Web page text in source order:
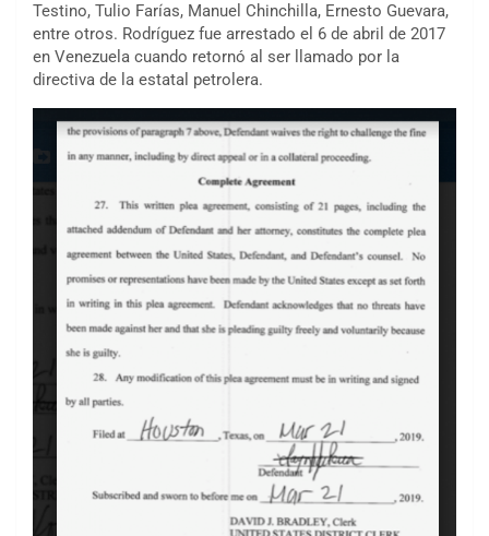
Testino, Tulio Farías, Manuel Chinchilla, Ernesto Guevara,
entre otros. Rodríguez fue arrestado el 6 de abril de 2017
en Venezuela cuando retornó al ser llamado por la
directiva de la estatal petrolera.